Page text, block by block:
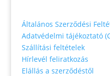
Általános Szerződési
Adatvédelmi tájékoztató
Szállítási feltételek
Hírlevél feliratkozás
Elállás a szerződéstől